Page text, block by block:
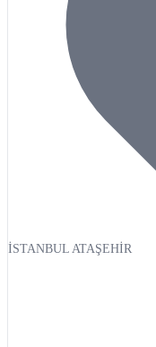
İSTANBUL ATAŞEHİR